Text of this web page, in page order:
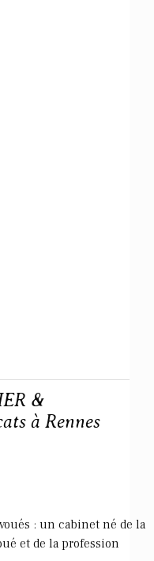
&
à Rennes
: un cabinet né de la
et de la profession